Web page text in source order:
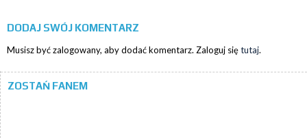
DODAJ SWÓJ KOMENTARZ
Musisz być zalogowany, aby dodać komentarz. Zaloguj siętutaj.
ZOSTAŃ FANEM